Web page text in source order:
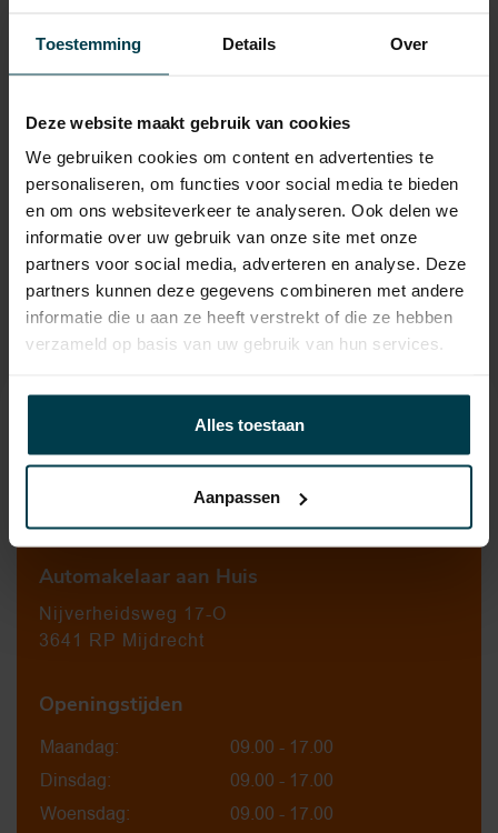
Toestemming Details Over
Deze website maakt gebruik van cookies
We gebruiken cookies om content en advertenties te
personaliseren, om functies voor social media te bieden
en om ons websiteverkeer te analyseren. Ook delen we
informatie over uw gebruik van onze site met onze
partners voor social media, adverteren en analyse. Deze
partners kunnen deze gegevens combineren met andere
informatie die u aan ze heeft verstrekt of die ze hebben
verzameld op basis van uw gebruik van hun services.
Alles toestaan
Aanpassen
Onderhoudsboekje
aanwezig?
ja
Bijtelling
22 %
Energielabel
Gemiddeld verbruik
5.2 L/100KM
Wegenbelasting min
€ 119 /kwartaal
Contact informatie
Automakelaar aan Huis
Nijverheidsweg 17-O
3641 RP Mijdrecht
Openingstijden
Maandag:
09.00 - 17.00
Dinsdag:
09.00 - 17.00
Woensdag:
09.00 - 17.00